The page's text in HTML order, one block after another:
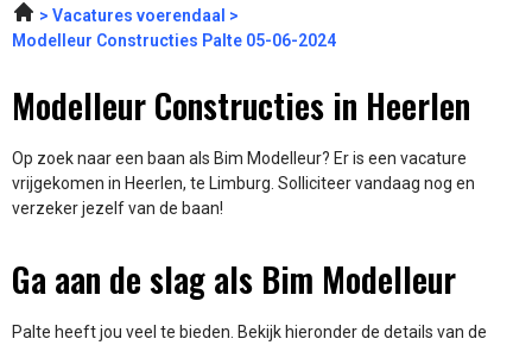
Vacatures voerendaal
Modelleur Constructies Palte 05-06-2024
Modelleur Constructies in Heerlen
Op zoek naar een baan als Bim Modelleur? Er is een vacature
vrijgekomen in Heerlen, te Limburg. Solliciteer vandaag nog en
verzeker jezelf van de baan!
Ga aan de slag als Bim Modelleur
Palte heeft jou veel te bieden. Bekijk hieronder de details van de